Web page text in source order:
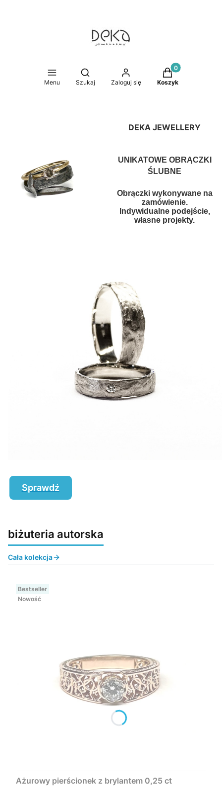
Menu
Otwórz wyszukiwarkę
Szukaj Zaloguj się
Produkty w
Koszyk
DEKA JEWELLERY
UNIKATOWE OBRĄCZKI
ŚLUBNE
Obrączki wykonywane na
zamówienie.
Indywidualne podejście,
własne projekty.
Sprawdź
biżuteria autorska
Cała kolekcja
Bestseller
Nowość
Ażurowy pierścionek z brylantem 0,25 ct